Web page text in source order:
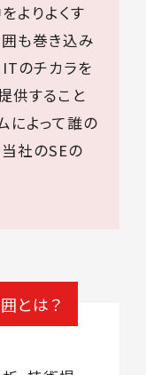
よりよくす
も巻き込み
のチカラを
供すること
によって誰の
社のSEの
とは？